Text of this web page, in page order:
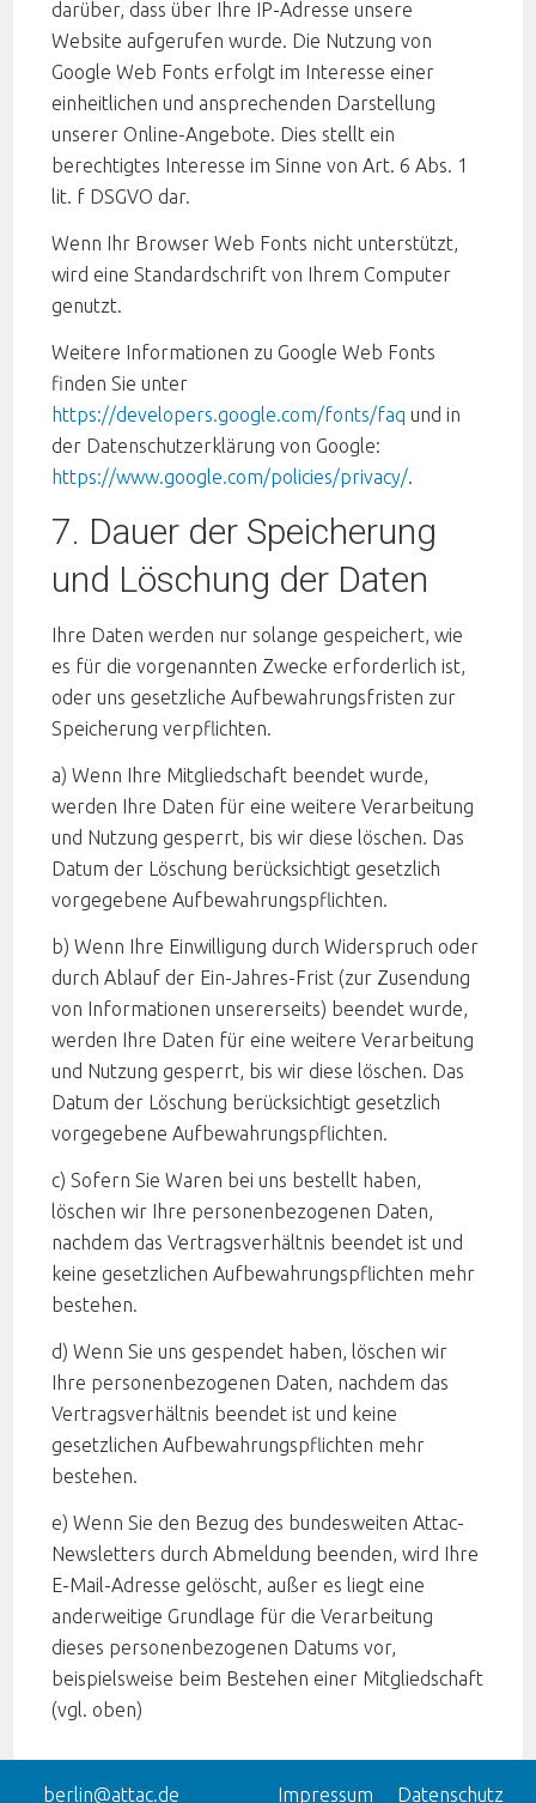
darüber, dass über Ihre IP-Adresse unsere
Website aufgerufen wurde. Die Nutzung von
Google Web Fonts erfolgt im Interesse einer
einheitlichen und ansprechenden Darstellung
unserer Online-Angebote. Dies stellt ein
berechtigtes Interesse im Sinne von Art. 6 Abs. 1
lit. f DSGVO dar.
Wenn Ihr Browser Web Fonts nicht unterstützt,
wird eine Standardschrift von Ihrem Computer
genutzt.
Weitere Informationen zu Google Web Fonts
finden Sie unter
https://developers.google.com/fonts/faq und in
der Datenschutzerklärung von Google:
https://www.google.com/policies/privacy/.
7. Dauer der Speicherung
und Löschung der Daten
Ihre Daten werden nur solange gespeichert, wie
es für die vorgenannten Zwecke erforderlich ist,
oder uns gesetzliche Aufbewahrungsfristen zur
Speicherung verpflichten.
a) Wenn Ihre Mitgliedschaft beendet wurde,
werden Ihre Daten für eine weitere Verarbeitung
und Nutzung gesperrt, bis wir diese löschen. Das
Datum der Löschung berücksichtigt gesetzlich
vorgegebene Aufbewahrungspflichten.
b) Wenn Ihre Einwilligung durch Widerspruch oder
durch Ablauf der Ein-Jahres-​​​​​​​Frist (zur Zusendung
von​​​​​​​ Informationen unsererseits) beendet wurde,
werden Ihre Daten für eine weitere Verarbeitung
und Nutzung gesperrt, bis wir diese löschen. Das
Datum der Löschung berücksichtigt gesetzlich
vorgegebene Aufbewahrungspflichten.
c)​​​​​​​ Sofern Sie Waren bei uns bestellt haben,
löschen wir Ihre personenbezogenen Daten,
nachdem das Vertragsverhältnis beendet ist und
keine gesetzlichen Aufbewahrungspflichten mehr
bestehen.
d) Wenn Sie uns gespendet haben, löschen wir
Ihre personenbezogenen Daten, nachdem das
Vertragsverhältnis beendet ist und keine
gesetzlichen Aufbewahrungspflichten mehr
bestehen.
e) Wenn Sie den Bezug des bundesweiten Attac-
Newsletters durch Abmeldung beenden, wird Ihre
E-Mail-​​​​​​​Adresse gelöscht, außer es liegt eine
anderweitige Grundlage für die Verarbeitung
dieses personenbezogenen Datums vor,
beispielsweise beim Bestehen einer Mitgliedschaft
(vgl. oben)
berlin@attac.de Impressum Datenschutz